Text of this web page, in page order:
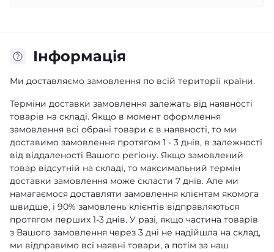
Інформація
Ми доставляємо замовлення по всій території країни.
Терміни доставки замовлення залежать від наявності
товарів на складі. Якщо в момент оформлення
замовлення всі обрані товари є в наявності, то ми
доставимо замовлення протягом 1 - 3 днів, в залежності
від віддаленості Вашого регіону. Якщо замовлений
товар відсутній на складі, то максимальний термін
доставки замовлення може скласти 7 днів. Але ми
намагаємося доставляти замовлення клієнтам якомога
швидше, і 90% замовлень клієнтів відправляються
протягом перших 1-3 днів. У разі, якщо частина товарів
з Вашого замовлення через 3 дні не надійшла на склад,
ми відправимо всі наявні товари, а потім за наш